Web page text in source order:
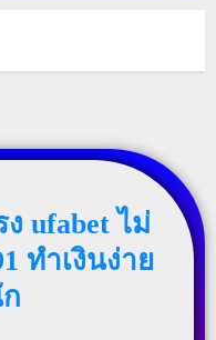
ufabet ไม่
ทำเงินง่าย